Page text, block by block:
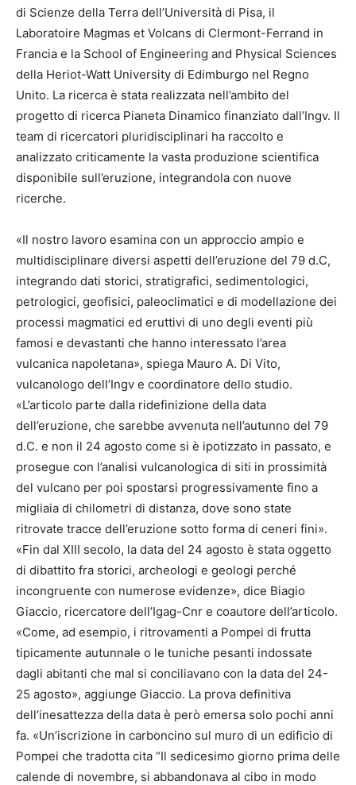
di Scienze della Terra dell’Università di Pisa, il
Laboratoire Magmas et Volcans di Clermont-Ferrand in
Francia e la School of Engineering and Physical Sciences
della Heriot-Watt University di Edimburgo nel Regno
Unito. La ricerca è stata realizzata nell’ambito del
progetto di ricerca Pianeta Dinamico finanziato dall’Ingv. Il
team di ricercatori pluridisciplinari ha raccolto e
analizzato criticamente la vasta produzione scientifica
disponibile sull’eruzione, integrandola con nuove
ricerche.
«Il nostro lavoro esamina con un approccio ampio e
multidisciplinare diversi aspetti dell’eruzione del 79 d.C,
integrando dati storici, stratigrafici, sedimentologici,
petrologici, geofisici, paleoclimatici e di modellazione dei
processi magmatici ed eruttivi di uno degli eventi più
famosi e devastanti che hanno interessato l’area
vulcanica napoletana», spiega Mauro A. Di Vito,
vulcanologo dell’Ingv e coordinatore dello studio.
«L’articolo parte dalla ridefinizione della data
dell’eruzione, che sarebbe avvenuta nell’autunno del 79
d.C. e non il 24 agosto come si è ipotizzato in passato, e
prosegue con l’analisi vulcanologica di siti in prossimità
del vulcano per poi spostarsi progressivamente fino a
migliaia di chilometri di distanza, dove sono state
ritrovate tracce dell’eruzione sotto forma di ceneri fini».
«Fin dal XIII secolo, la data del 24 agosto è stata oggetto
di dibattito fra storici, archeologi e geologi perché
incongruente con numerose evidenze», dice Biagio
Giaccio, ricercatore dell’Igag-Cnr e coautore dell’articolo.
«Come, ad esempio, i ritrovamenti a Pompei di frutta
tipicamente autunnale o le tuniche pesanti indossate
dagli abitanti che mal si conciliavano con la data del 24-
25 agosto», aggiunge Giaccio. La prova definitiva
dell’inesattezza della data è però emersa solo pochi anni
fa. «Un’iscrizione in carboncino sul muro di un edificio di
Pompei che tradotta cita “Il sedicesimo giorno prima delle
calende di novembre, si abbandonava al cibo in modo